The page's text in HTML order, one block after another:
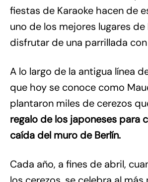
fiestas de Karaoke hacen de
uno de los mejores lugares de
disfrutar de una parrillada
A lo largo de la antigua línea
que hoy se conoce como
plantaron miles de cerezos
regalo de los japoneses para
caída del muro de Berlín.
Cada año, a fines de abril,